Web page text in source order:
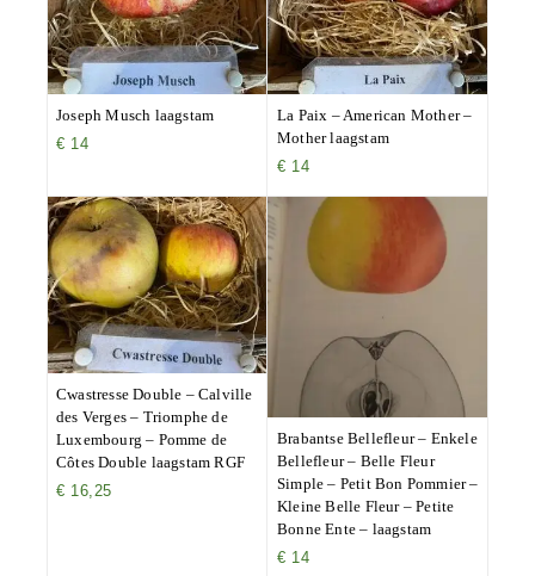
Joseph Musch laagstam
€ 14
La Paix – American Mother –
Mother laagstam
€ 14
Cwastresse Double – Calville
des Verges – Triomphe de
Luxembourg – Pomme de
Côtes Double laagstam RGF
€ 16,25
Brabantse Bellefleur – Enkele
Bellefleur – Belle Fleur
Simple – Petit Bon Pommier –
Kleine Belle Fleur – Petite
Bonne Ente – laagstam
€ 14